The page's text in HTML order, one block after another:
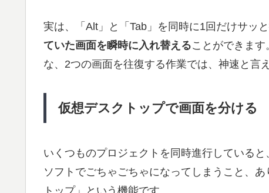
実は、「Alt」と「Tab」を同時に1回だけサッ
ていた画面を瞬時に入れ替えることができま
な、2つの画面を往復する作業では、神速と言
仮想デスクトップで画面を分ける
いくつものプロジェクトを同時進行している
ソフトでごちゃごちゃになってしまうこと、